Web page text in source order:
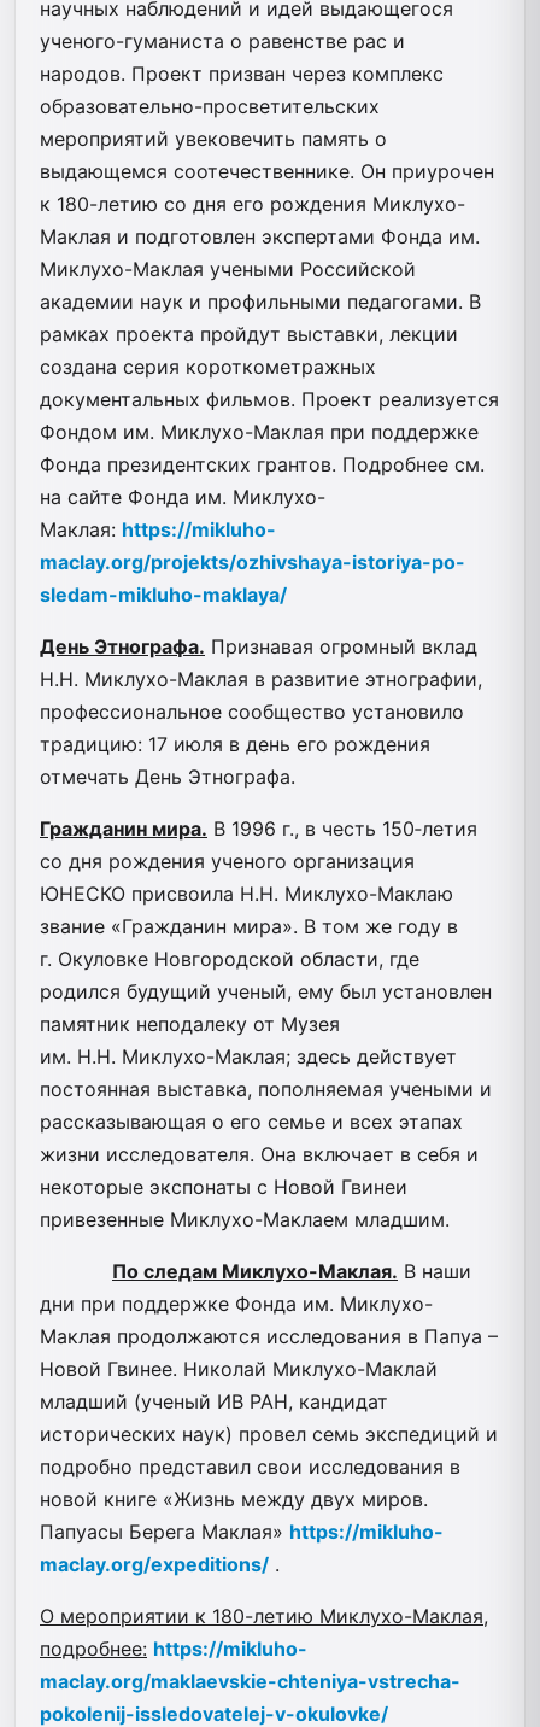
научных наблюдений и идей выдающегося
ученого-гуманиста о равенстве рас и
народов. Проект призван через комплекс
образовательно-просветительских
мероприятий увековечить память о
выдающемся соотечественнике. Он приурочен
к 180-летию со дня его рождения Миклухо-
Маклая и подготовлен экспертами Фонда им.
Миклухо-Маклая учеными Российской
академии наук и профильными педагогами. В
рамках проекта пройдут выставки, лекции
создана серия короткометражных
документальных фильмов. Проект реализуется
Фондом им. Миклухо-Маклая при поддержке
Фонда президентских грантов. Подробнее cм.
на сайте Фонда им. Миклухо-
Маклая: https://mikluho-
maclay.org/projekts/ozhivshaya-istoriya-po-
sledam-mikluho-maklaya/
День Этнографа. Признавая огромный вклад
Н.Н. Миклухо-Маклая в развитие этнографии,
профессиональное сообщество установило
традицию: 17 июля в день его рождения
отмечать День Этнографа.
Гражданин мира. В 1996 г., в честь 150‑летия
со дня рождения ученого организация
ЮНЕСКО присвоила Н.Н. Миклухо-Маклаю
звание «Гражданин мира». В том же году в
г. Окуловке Новгородской области, где
родился будущий ученый, ему был установлен
памятник неподалеку от Музея
им. Н.Н. Миклухо-Маклая; здесь действует
постоянная выставка, пополняемая учеными и
рассказывающая о его семье и всех этапах
жизни исследователя. Она включает в себя и
некоторые экспонаты с Новой Гвинеи
привезенные Миклухо-Маклаем младшим.
По следам Миклухо-Маклая. В наши
дни при поддержке Фонда им. Миклухо-
Маклая продолжаются исследования в Папуа –
Новой Гвинее. Николай Миклухо-Маклай
младший (ученый ИВ РАН, кандидат
исторических наук) провел семь экспедиций и
подробно представил свои исследования в
новой книге «Жизнь между двух миров.
Папуасы Берега Маклая» https://mikluho-
maclay.org/expeditions/ .
О мероприятии к 180-летию Миклухо-Маклая,
подробнее: https://mikluho-
maclay.org/maklaevskie-chteniya-vstrecha-
pokolenij-issledovatelej-v-okulovke/